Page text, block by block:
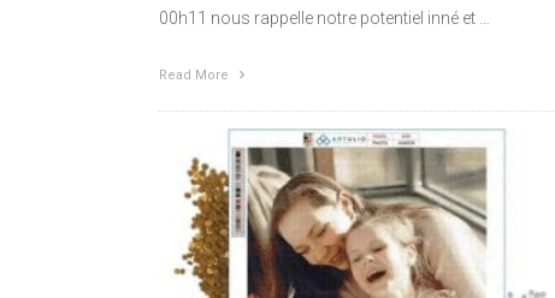
00h11 nous rappelle notre potentiel inné et …
Read More